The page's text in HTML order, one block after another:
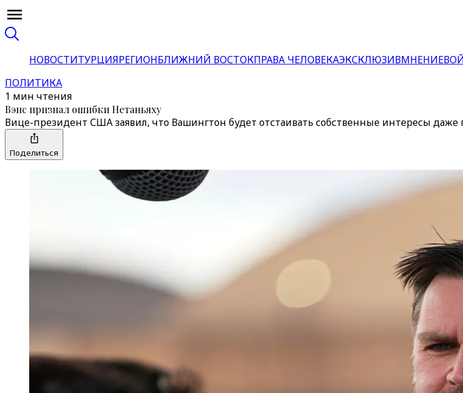
НОВОСТИТУРЦИЯРЕГИОНБЛИЖНИЙ ВОСТОКПРАВА ЧЕЛОВЕКАЭКСКЛЮЗИВМНЕНИЕ
ПОЛИТИКА
1 мин чтения
Вэнс признал ошибки Нетаньяху
Вице-президент США заявил, что Вашингтон будет отстаивать собственные интересы даже
Поделиться